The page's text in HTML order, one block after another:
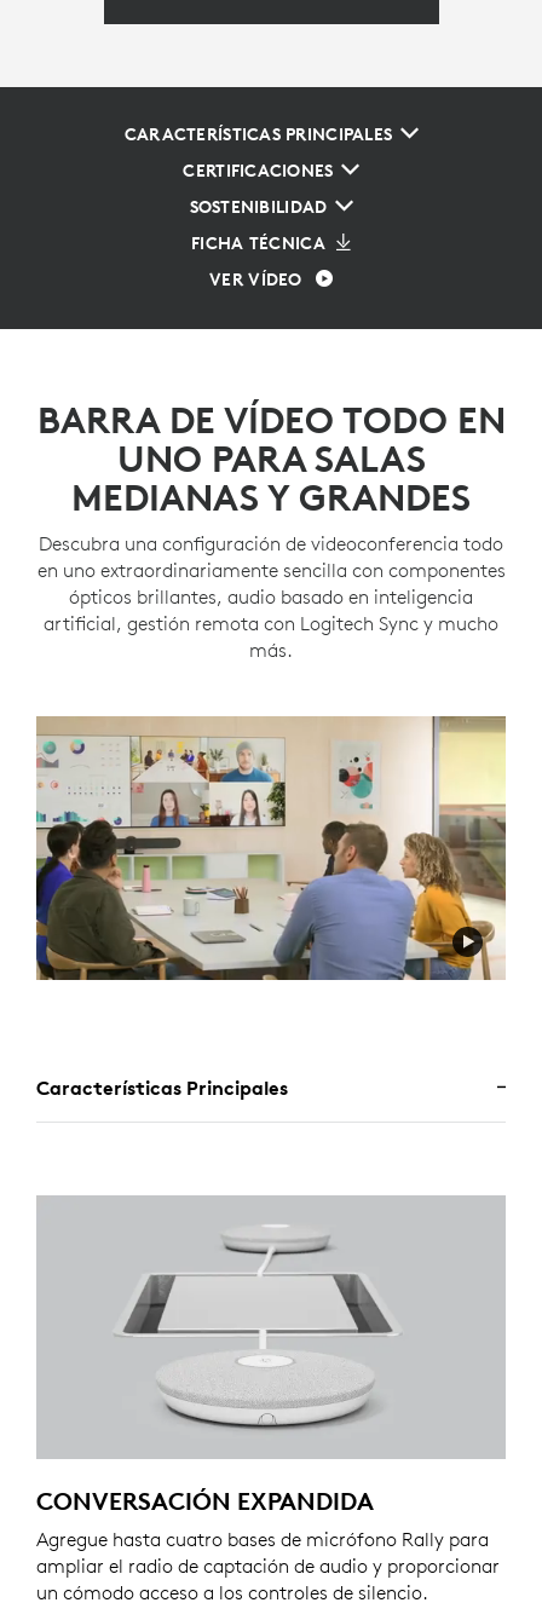
CARACTERÍSTICAS PRINCIPALES
CERTIFICACIONES
SOSTENIBILIDAD
FICHA TÉCNICA
VER VÍDEO
BARRA DE VÍDEO TODO EN
UNO PARA SALAS
MEDIANAS Y GRANDES
Descubra una configuración de videoconferencia todo
en uno extraordinariamente sencilla con componentes
ópticos brillantes, audio basado en inteligencia
artificial, gestión remota con Logitech Sync y mucho
más.
Características Principales
CONVERSACIÓN EXPANDIDA
Agregue hasta cuatro bases de micrófono Rally para
ampliar el radio de captación de audio y proporcionar
un cómodo acceso a los controles de silencio.